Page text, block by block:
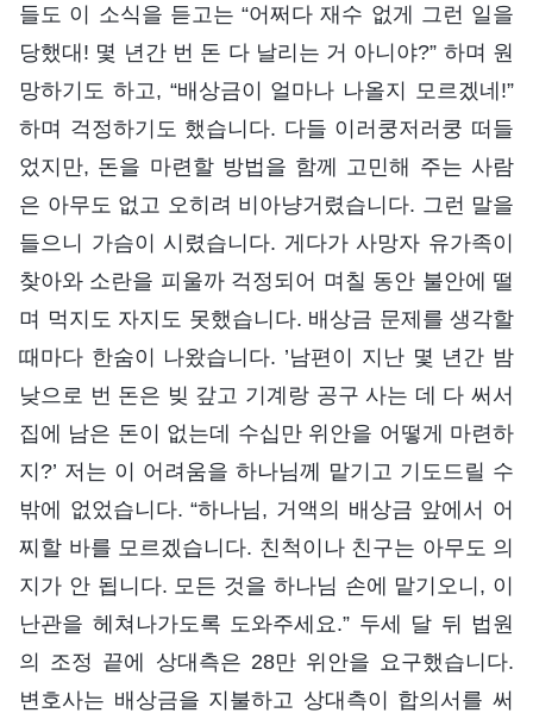
들도 이 소식을 듣고는 “어쩌다 재수 없게 그런 일을
당했대! 몇 년간 번 돈 다 날리는 거 아니야?” 하며 원
망하기도 하고, “배상금이 얼마나 나올지 모르겠네!”
하며 걱정하기도 했습니다. 다들 이러쿵저러쿵 떠들
었지만, 돈을 마련할 방법을 함께 고민해 주는 사람
은 아무도 없고 오히려 비아냥거렸습니다. 그런 말을
들으니 가슴이 시렸습니다. 게다가 사망자 유가족이
찾아와 소란을 피울까 걱정되어 며칠 동안 불안에 떨
며 먹지도 자지도 못했습니다. 배상금 문제를 생각할
때마다 한숨이 나왔습니다. ’남편이 지난 몇 년간 밤
낮으로 번 돈은 빚 갚고 기계랑 공구 사는 데 다 써서
집에 남은 돈이 없는데 수십만 위안을 어떻게 마련하
지?’ 저는 이 어려움을 하나님께 맡기고 기도드릴 수
밖에 없었습니다. “하나님, 거액의 배상금 앞에서 어
찌할 바를 모르겠습니다. 친척이나 친구는 아무도 의
지가 안 됩니다. 모든 것을 하나님 손에 맡기오니, 이
난관을 헤쳐나가도록 도와주세요.” 두세 달 뒤 법원
의 조정 끝에 상대측은 28만 위안을 요구했습니다.
변호사는 배상금을 지불하고 상대측이 합의서를 써